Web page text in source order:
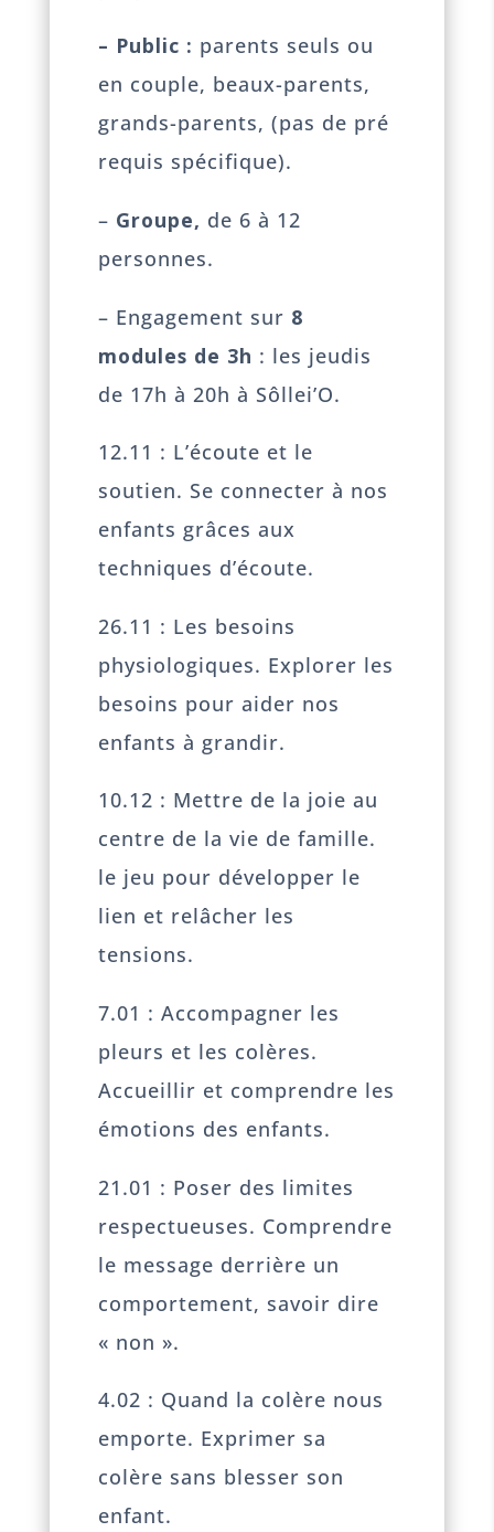
– Public : parents seuls ou
en couple, beaux-parents,
grands-parents, (pas de pré
requis spécifique).
– Groupe, de 6 à 12
personnes.
– Engagement sur 8
modules de 3h : les jeudis
de 17h à 20h à Sôllei’O.
12.11 : L’écoute et le
soutien. Se connecter à nos
enfants grâces aux
techniques d’écoute.
26.11 : Les besoins
physiologiques. Explorer les
besoins pour aider nos
enfants à grandir.
10.12 : Mettre de la joie au
centre de la vie de famille.
le jeu pour développer le
lien et relâcher les
tensions.
7.01 : Accompagner les
pleurs et les colères.
Accueillir et comprendre les
émotions des enfants.
21.01 : Poser des limites
respectueuses. Comprendre
le message derrière un
comportement, savoir dire
« non ».
4.02 : Quand la colère nous
emporte. Exprimer sa
colère sans blesser son
enfant.